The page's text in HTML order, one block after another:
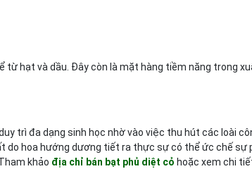
từ hạt và dầu. Đây còn là mặt hàng tiềm năng trong
trì đa dạng sinh học nhờ vào việc thu hút các loài
do hoa hướng dương tiết ra thực sự có thể ức chế sự
khảo địa chỉ bán bạt phủ diệt cỏ hoặc xem chi